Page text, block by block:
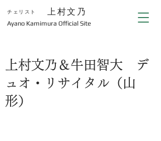
上村文乃
​Ayano Kamimura Official Site
チェリスト
上村文乃＆牛田智大 デ
ュオ・リサイタル（山
形）